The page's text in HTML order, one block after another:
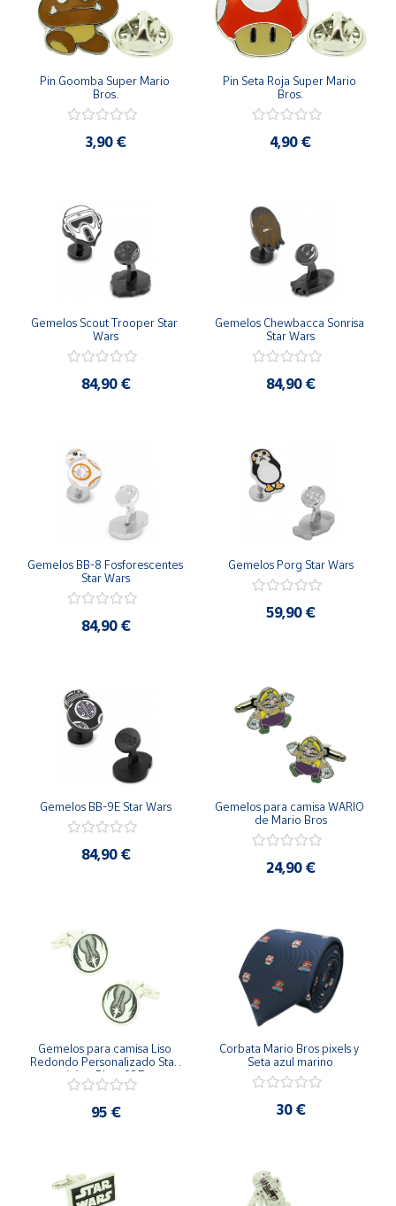
Pin Goomba Super Mario
Bros.
3,90 €
Pin Seta Roja Super Mario
Bros.
4,90 €
Gemelos Scout Trooper Star
Wars
84,90 €
Gemelos Chewbacca Sonrisa
Star Wars
84,90 €
Gemelos BB-8 Fosforescentes
Star Wars
84,90 €
Gemelos Porg Star Wars
59,90 €
Gemelos BB-9E Star Wars
84,90 €
Gemelos para camisa WARIO
de Mario Bros
24,90 €
Gemelos para camisa Liso
Redondo Personalizado Star
Wars Plata 925
95 €
Corbata Mario Bros pixels y
Seta azul marino
30 €